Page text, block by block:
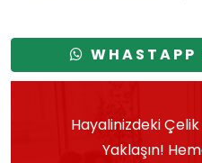
Hayalinizdeki
Yaklaşın!